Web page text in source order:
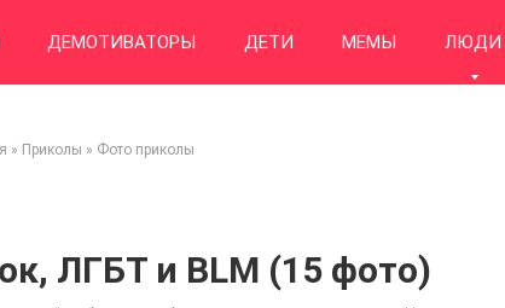
ДЕМОТИВАТОРЫ ДЕТИ МЕМЫ ЛЮДИ
» Приколы » Фото приколы
ЛГБТ и BLM (15 фото)